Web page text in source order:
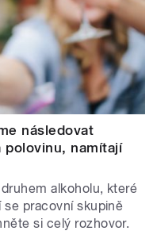
následovat
polovinu, namítají
alkoholu, které
se pracovní skupině
si celý rozhovor.